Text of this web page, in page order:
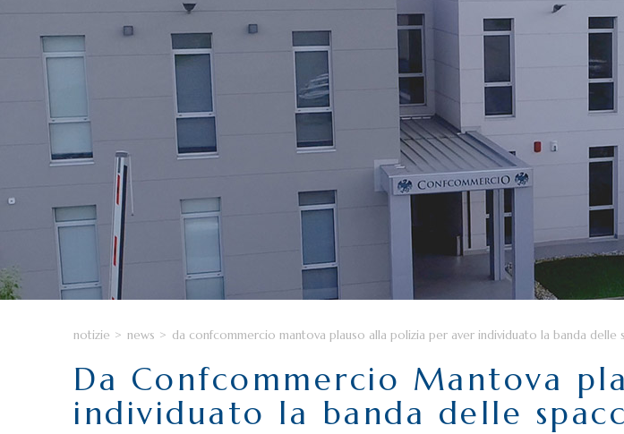
notizie > news > da confcommercio mantova plauso alla polizia per aver individuato la banda delle
Da Confcommercio Mantova
individuato la banda delle